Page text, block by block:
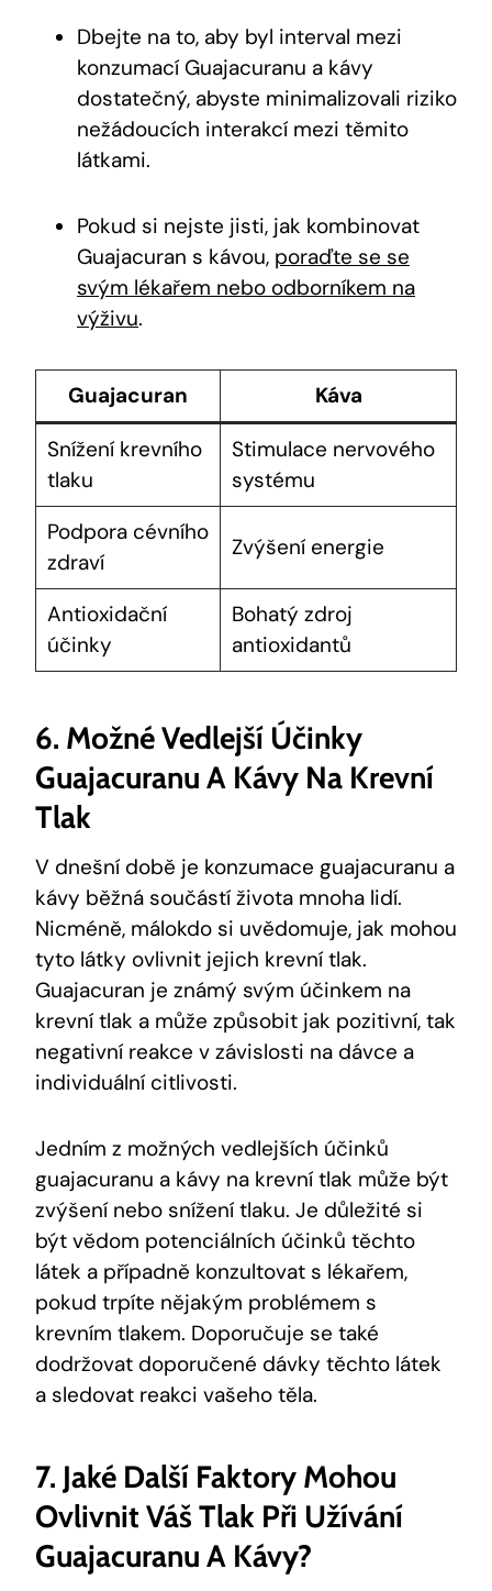
Dbejte na to, aby byl interval mezi
konzumací Guajacuranu a kávy
dostatečný, abyste minimalizovali riziko
nežádoucích interakcí mezi těmito
látkami.
Pokud si nejste jisti, jak kombinovat
Guajacuran s kávou, poraďte se se
svým lékařem nebo odborníkem na
výživu.
Guajacuran
Káva
Snížení krevního
tlaku
Stimulace nervového
systému
Podpora cévního
zdraví
Zvýšení energie
Antioxidační
účinky
Bohatý zdroj
antioxidantů
6. Možné Vedlejší Účinky
Guajacuranu A Kávy Na Krevní
Tlak
V dnešní době je konzumace guajacuranu a
kávy běžná součástí života mnoha lidí.
Nicméně, málokdo si uvědomuje, jak mohou
tyto látky ovlivnit jejich krevní tlak.
Guajacuran je známý svým účinkem na
krevní tlak a může způsobit jak pozitivní, tak
negativní reakce v závislosti na dávce a
individuální citlivosti.
Jedním z možných vedlejších účinků
guajacuranu a kávy na krevní tlak může být
zvýšení nebo snížení tlaku. Je důležité si
být vědom potenciálních účinků těchto
látek a případně konzultovat s lékařem,
pokud trpíte nějakým problémem s
krevním tlakem. Doporučuje se také
dodržovat doporučené dávky těchto látek
a sledovat reakci vašeho těla.
7. Jaké Další Faktory Mohou
Ovlivnit Váš Tlak Při Užívání
Guajacuranu A Kávy?